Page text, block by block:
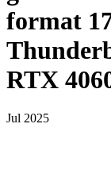
format
RTX
Jul 2025